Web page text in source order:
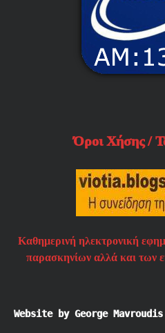
Όροι Χήσης /
Καθημερινή ηλεκτρονική
παρασκηνίων αλλά και των
Website by George